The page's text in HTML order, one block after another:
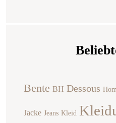
Bente BH Dessous
Jacke Jeans Kleid